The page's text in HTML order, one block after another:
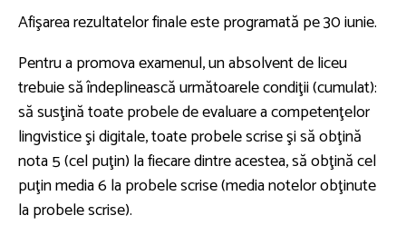
Afişarea rezultatelor finale este programată pe 30 iunie.
Pentru a promova examenul, un absolvent de liceu
trebuie să îndeplinească următoarele condiţii (cumulat):
să susţină toate probele de evaluare a competenţelor
lingvistice şi digitale, toate probele scrise şi să obţină
nota 5 (cel puţin) la fiecare dintre acestea, să obţină cel
puţin media 6 la probele scrise (media notelor obţinute
la probele scrise).